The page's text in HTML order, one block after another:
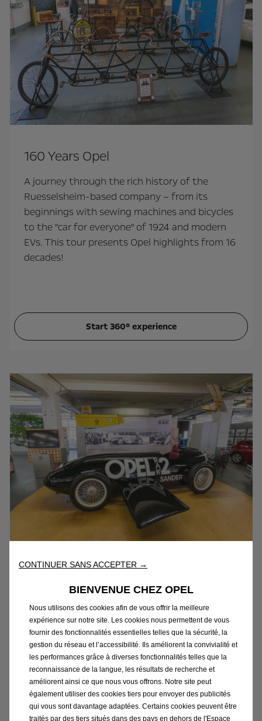
160 Years Opel
A journey through the rich history of the
Ruesselsheim-based company – from its
beginnings with sewing machines and bicycles
to the "car for everyone" of 1924 and modern
EVs. This tour presents Opel highlights from 16
decades!
Start 360° experience
Il n'a pas fallu longtemps après l'invention du
premier véhicule diesel pour que l'on commence
à chercher des alternatives. dans les années
1920, Fritz von Opel se penche sur la propulsion
par fusée, cherchant à battre les records avec
le RAK2. Plus tard, des solutions plus
économiques et écologiques ont suivi. Dès
1971, Opel est entré dans l'ère éléctrique avec
CONTINUER SANS ACCEPTER →
BIENVENUE CHEZ OPEL
Nous utilisons des cookies afin de vous offrir la meilleure
expérience sur notre site. Les cookies nous permettent de vous
fournir des fonctionnalités essentielles telles que la sécurité, la
gestion du réseau et l’accessibilité. Ils améliorent la convivialité et
les performances grâce à diverses fonctionnalités telles que la
reconnaissance de la langue, les résultats de recherche et
améliorent ainsi ce que nous vous offrons. Notre site peut
également utiliser des cookies tiers pour envoyer des publicités
qui vous sont davantage adaptées. Certains cookies peuvent être
traités par des tiers situés dans des pays en dehors de l'Espace